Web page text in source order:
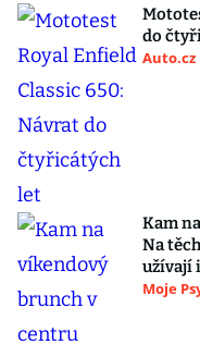
do
Auto.cz
Kam
Na
užívají
Moje